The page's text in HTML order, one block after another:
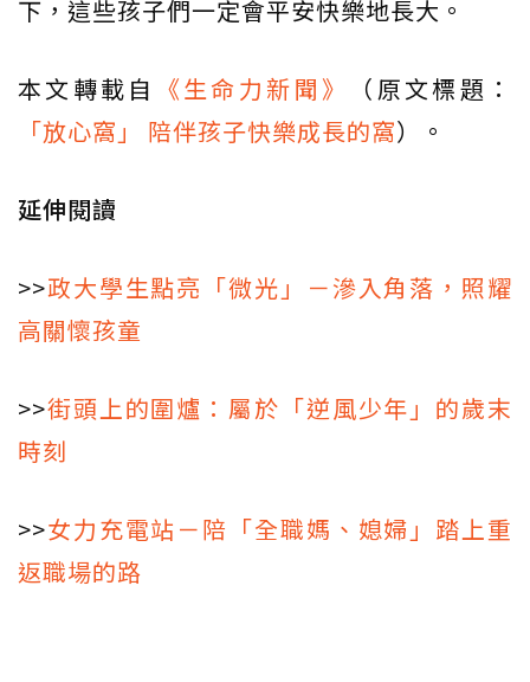
下，這些孩子們一定會平安快樂地長大。
本文轉載自 《生命力新聞》
（原文標題：
「放心窩」 陪伴孩子快樂成長的窩）。
延伸閱讀
>>政大學生點亮「微光」－滲入角落，照耀
高關懷孩童
>>街頭上的圍爐：屬於「逆風少年」的歲末
時刻
>>女力充電站－陪「全職媽、媳婦」踏上重
返職場的路